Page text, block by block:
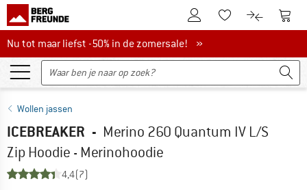
De klantenaccount
Naar deNaar de
Nu tot maar liefst -50% in de zomersale!
Nu tot maar liefst -50% in de zomersale! »
Wollen jassen
ICEBREAKER - Merino 260 Quantum IV L/S
Zip Hoodie - Merinohoodie
4,4(7)